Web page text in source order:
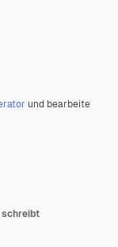
und bearbeite
schreibt